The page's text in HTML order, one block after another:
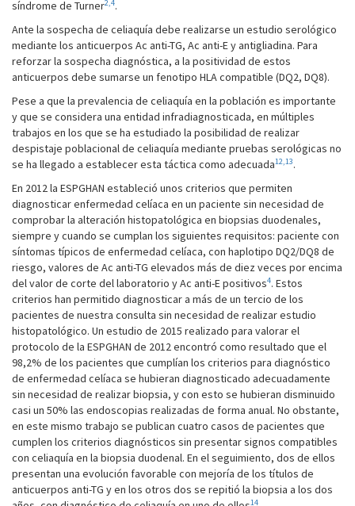
síndrome de Turner2,4.
Ante la sospecha de celiaquía debe realizarse un estudio serológico
mediante los anticuerpos Ac anti-TG, Ac anti-E y antigliadina. Para
reforzar la sospecha diagnóstica, a la positividad de estos
anticuerpos debe sumarse un fenotipo HLA compatible (DQ2, DQ8).
Pese a que la prevalencia de celiaquía en la población es importante
y que se considera una entidad infradiagnosticada, en múltiples
trabajos en los que se ha estudiado la posibilidad de realizar
despistaje poblacional de celiaquía mediante pruebas serológicas no
se ha llegado a establecer esta táctica como adecuada12,13.
En 2012 la ESPGHAN estableció unos criterios que permiten
diagnosticar enfermedad celíaca en un paciente sin necesidad de
comprobar la alteración histopatológica en biopsias duodenales,
siempre y cuando se cumplan los siguientes requisitos: paciente con
síntomas típicos de enfermedad celíaca, con haplotipo DQ2/DQ8 de
riesgo, valores de Ac anti-TG elevados más de diez veces por encima
del valor de corte del laboratorio y Ac anti-E positivos4. Estos
criterios han permitido diagnosticar a más de un tercio de los
pacientes de nuestra consulta sin necesidad de realizar estudio
histopatológico. Un estudio de 2015 realizado para valorar el
protocolo de la ESPGHAN de 2012 encontró como resultado que el
98,2% de los pacientes que cumplían los criterios para diagnóstico
de enfermedad celíaca se hubieran diagnosticado adecuadamente
sin necesidad de realizar biopsia, y con esto se hubieran disminuido
casi un 50% las endoscopias realizadas de forma anual. No obstante,
en este mismo trabajo se publican cuatro casos de pacientes que
cumplen los criterios diagnósticos sin presentar signos compatibles
con celiaquía en la biopsia duodenal. En el seguimiento, dos de ellos
presentan una evolución favorable con mejoría de los títulos de
anticuerpos anti-TG y en los otros dos se repitió la biopsia a los dos
14